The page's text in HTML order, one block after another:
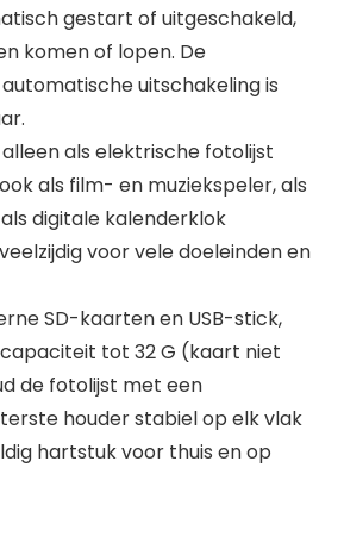
gestart of uitgeschakeld,
komen of lopen. De
uitschakeling is
als elektrische fotolijst
als film- en muziekspeler, als
digitale kalenderklok
voor vele doeleinden en
SD-kaarten en USB-stick,
tot 32 G (kaart niet
de fotolijst met een
houder stabiel op elk vlak
hartstuk voor thuis en op